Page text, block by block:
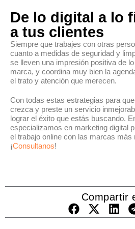
De lo digital a lo
a tus clientes
Siempre que trabajes con otras
cuanto a medidas de seguridad y
se lleven una impresión positiva de
marca, y coordina muy bien la
el trato y atención que merecen.
Con todas estas estrategias para
crezca y preste un servicio
lograr el éxito que estás buscando.
especializamos en marketing digital
el trabajo online con las marcas más
¡Consultanos!
Compartir